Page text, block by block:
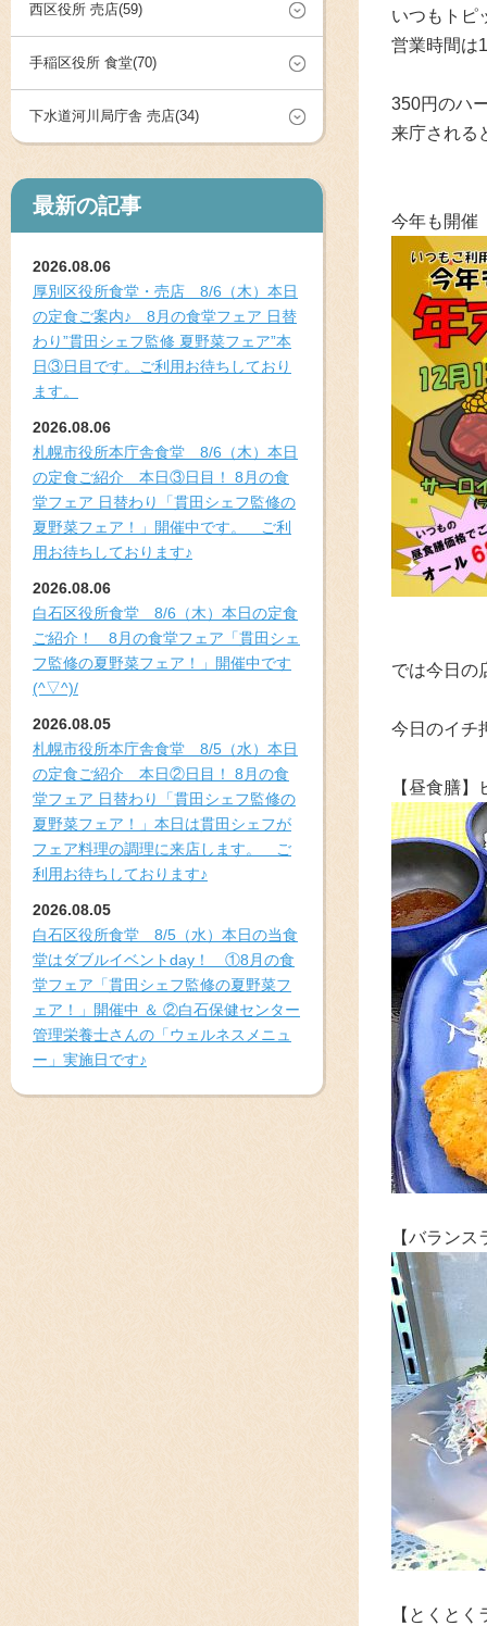
西区役所 売店(59)
手稲区役所 食堂(70)
下水道河川局庁舎 売店(34)
最新の記事
2026.08.06
厚別区役所食堂・売店 8/6（木）本日
の定食ご案内♪ 8月の食堂フェア 日替
わり”貫田シェフ監修 夏野菜フェア”本
日③日目です。ご利用お待ちしており
ます。
2026.08.06
札幌市役所本庁舎食堂 8/6（木）本日
の定食ご紹介 本日③日目！ 8月の食
堂フェア 日替わり「貫田シェフ監修の
夏野菜フェア！」開催中です。 ご利
用お待ちしております♪
2026.08.06
白石区役所食堂 8/6（木）本日の定食
ご紹介！ 8月の食堂フェア「貫田シェ
フ監修の夏野菜フェア！」開催中です
(^▽^)/
2026.08.05
札幌市役所本庁舎食堂 8/5（水）本日
の定食ご紹介 本日②日目！ 8月の食
堂フェア 日替わり「貫田シェフ監修の
夏野菜フェア！」本日は貫田シェフが
フェア料理の調理に来店します。 ご
利用お待ちしております♪
2026.08.05
白石区役所食堂 8/5（水）本日の当食
堂はダブルイベントday！ ①8月の食
堂フェア「貫田シェフ監修の夏野菜フ
ェア！」開催中 ＆ ②白石保健センター
管理栄養士さんの「ウェルネスメニュ
ー」実施日です♪
いつもトピ
営業時間は
350円のハ
来庁される
今年も開催
では今日の
今日のイチ
【昼食膳
【バランス
【とくとく